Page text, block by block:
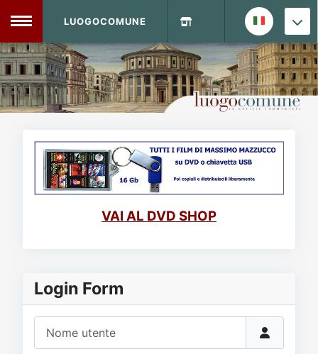
MENU
Home
DVD Shop
Sito
Forum
LUOGOCOMUNE
VAI AL DVD SHOP
Login Form